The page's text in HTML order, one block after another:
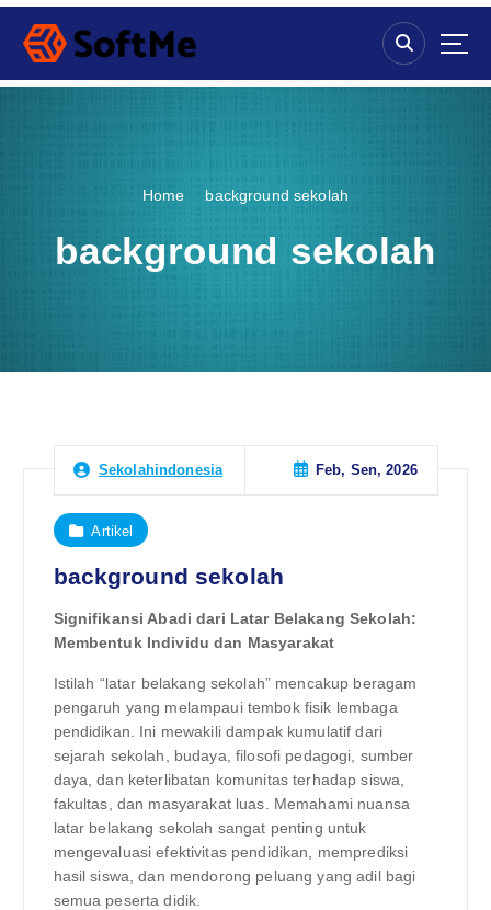
S
p
Home background sekolah
background sekolah
Sekolahindonesia Feb, Sen, 2026
Artikel
background sekolah
Signifikansi Abadi dari Latar Belakang Sekolah:
Membentuk Individu dan Masyarakat
Istilah “latar belakang sekolah” mencakup beragam
pengaruh yang melampaui tembok fisik lembaga
pendidikan. Ini mewakili dampak kumulatif dari
sejarah sekolah, budaya, filosofi pedagogi, sumber
daya, dan keterlibatan komunitas terhadap siswa,
fakultas, dan masyarakat luas. Memahami nuansa
latar belakang sekolah sangat penting untuk
mengevaluasi efektivitas pendidikan, memprediksi
hasil siswa, dan mendorong peluang yang adil bagi
semua peserta didik.